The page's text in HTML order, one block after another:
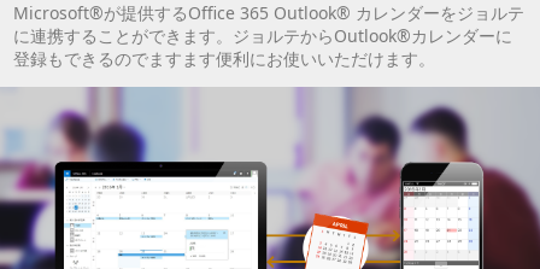
Microsoft®が提供するOffice 365 Outlook® カレンダーをジョルテ
に連携することができます。ジョルテからOutlook®カレンダーに
登録もできるのでますます便利にお使いいただけます。